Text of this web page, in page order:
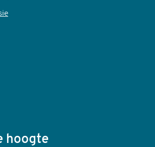
hoogte